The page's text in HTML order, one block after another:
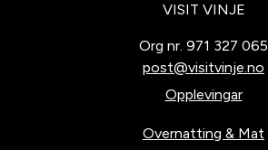
VISIT VINJE
Org nr. 971 327 065
post@visitvinje.no
Opplevingar
Overnatting & Mat